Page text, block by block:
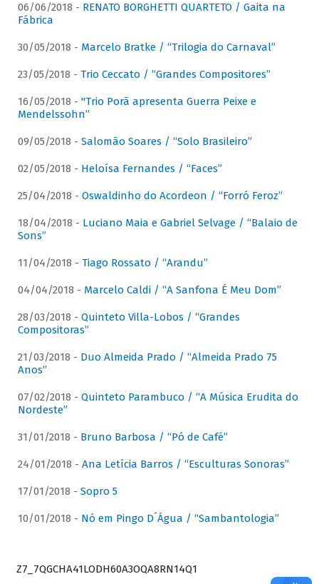
06/06/2018 - RENATO BORGHETTI QUARTETO / Gaita na
Fábrica
30/05/2018 - Marcelo Bratke / “Trilogia do Carnaval”
23/05/2018 - Trio Ceccato / “Grandes Compositores”
16/05/2018 - "Trio Porã apresenta Guerra Peixe e
Mendelssohn”
09/05/2018 - Salomão Soares / “Solo Brasileiro”
02/05/2018 - Heloísa Fernandes / “Faces”
25/04/2018 - Oswaldinho do Acordeon / “Forró Feroz”
18/04/2018 - Luciano Maia e Gabriel Selvage / “Balaio de
Sons”
11/04/2018 - Tiago Rossato / “Arandu”
04/04/2018 - Marcelo Caldi / “A Sanfona É Meu Dom”
28/03/2018 - Quinteto Villa-Lobos / “Grandes
Compositoras”
21/03/2018 - Duo Almeida Prado / “Almeida Prado 75
Anos”
07/02/2018 - Quinteto Parambuco / “A Música Erudita do
Nordeste”
31/01/2018 - Bruno Barbosa / “Pó de Café”
24/01/2018 - Ana Letícia Barros / “Esculturas Sonoras”
17/01/2018 - Sopro 5
10/01/2018 - Nó em Pingo D´Água / “Sambantologia”
Z7_7QGCHA41LODH60A3OQA8RN14Q1